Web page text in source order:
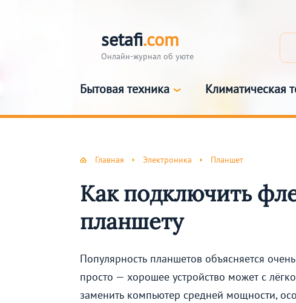
setafi.com
Онлайн-журнал об уюте
Бытовая техника Климатическая
Главная Электроника Планшет
Как подключить
планшету
Популярность планшетов объясняется очень
просто — хорошее устройство может с
заменить компьютер средней мощности,